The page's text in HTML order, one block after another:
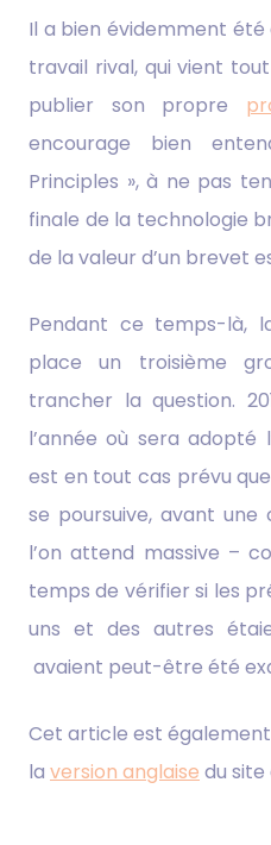
Il a bien évidemment
travail rival, qui vient
publier son propre
encourage bien
Principles », à ne pas
finale de la technologie
de la valeur d’un brevet
Pendant ce temps-là,
place un troisième
trancher la question.
l’année où sera adopté
est en tout cas prévu
se poursuive, avant une
l’on attend massive –
temps de vérifier si les
uns et des autres
avaient peut-être été
Cet article est
la version anglaise du site